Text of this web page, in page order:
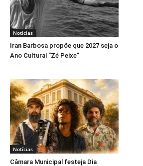
Notícias
Iran Barbosa propõe que 2027 seja o
Ano Cultural “Zé Peixe”
Notícias
Câmara Municipal festeja Dia